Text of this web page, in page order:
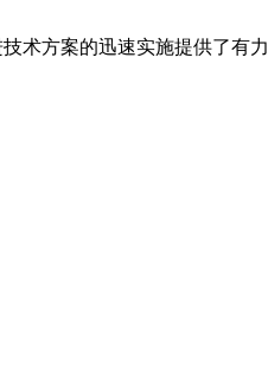
术方案的迅速实施提供了有力